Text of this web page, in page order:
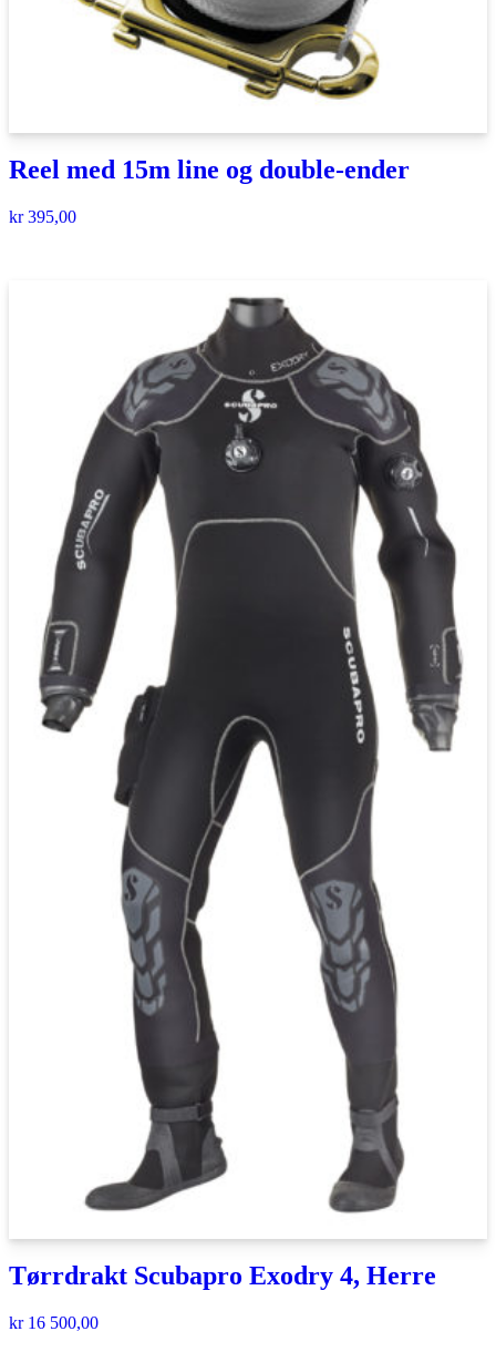
Reel med 15m line og double-ender
kr395,00
Tørrdrakt Scubapro Exodry 4, Herre
kr16 500,00